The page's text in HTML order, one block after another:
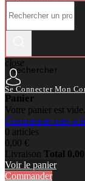
Rechercher
close
Se Connecter Mon
Panier
Votre panier est vide.
Commencer mes
0 articles
0,00 €
Livraison Total
Voir le panier
Commander